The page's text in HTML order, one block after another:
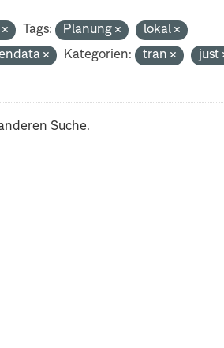
Tags: Planung
lokal
Kategorien: tran
just
Suche.